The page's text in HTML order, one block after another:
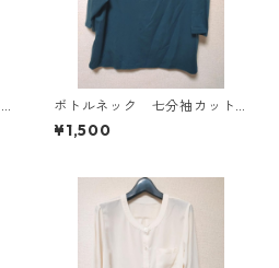
ボトルネック 七分袖カット
ソー ４Ｌ ティールグリー
ン KAE-4815
¥1,500